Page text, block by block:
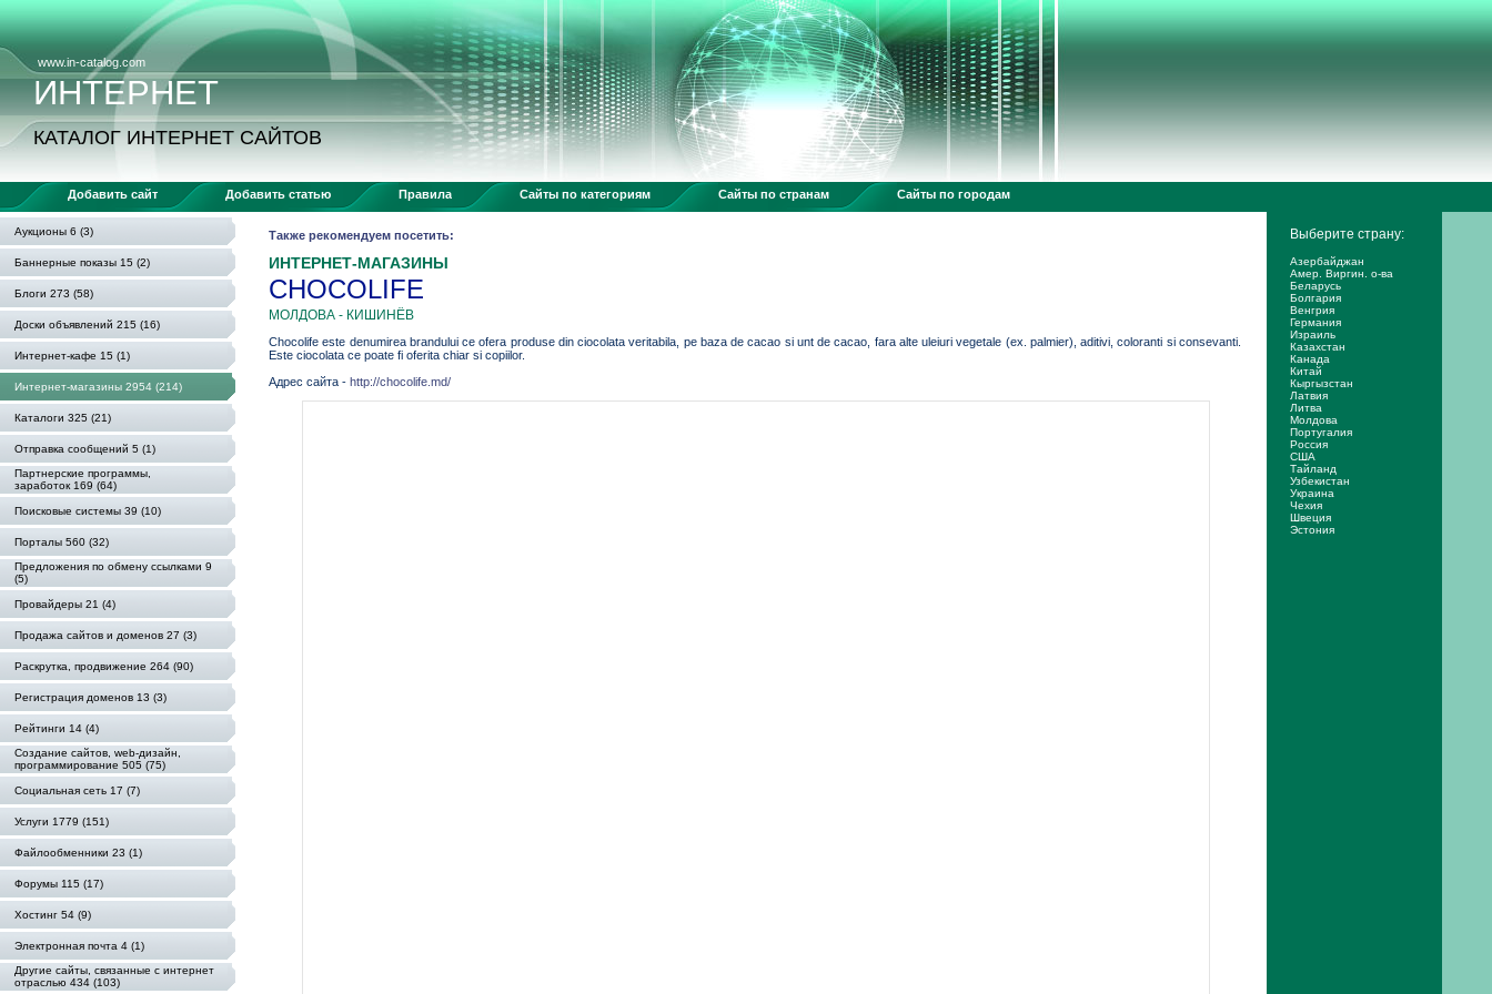
www.in-catalog.com
ИНТЕРНЕТ
КАТАЛОГ ИНТЕРНЕТ САЙТОВ
Добавить сайт Добавить статью Правила Сайты по категориям Сайты по странам Сайты по городам
Аукционы 6 (3)
Баннерные показы 15 (2)
Блоги 273 (58)
Доски объявлений 215 (16)
Интернет-кафе 15 (1)
Интернет-магазины 2954 (214)
Каталоги 325 (21)
Отправка сообщений 5 (1)
Партнерские программы,
заработок 169 (64)
Поисковые системы 39 (10)
Порталы 560 (32)
Предложения по обмену ссылками 9
(5)
Провайдеры 21 (4)
Продажа сайтов и доменов 27 (3)
Раскрутка, продвижение 264 (90)
Регистрация доменов 13 (3)
Рейтинги 14 (4)
Создание сайтов, web-дизайн,
программирование 505 (75)
Социальная сеть 17 (7)
Услуги 1779 (151)
Файлообменники 23 (1)
Форумы 115 (17)
Хостинг 54 (9)
Электронная почта 4 (1)
Другие сайты, связанные с интернет
отраслью 434 (103)
Также рекомендуем посетить:
ИНТЕРНЕТ-МАГАЗИНЫ
CHOCOLIFE
МОЛДОВА - КИШИНЁВ
Chocolife este denumirea brandului ce ofera produse din ciocolata veritabila, pe baza de cacao si unt de cacao, fara alte uleiuri vegetale (ex. palmier), aditivi, coloranti si consevanti.
Este ciocolata ce poate fi oferita chiar si copiilor.
Адрес сайта - http://chocolife.md/
Выберите страну:
Азербайджан
Амер. Виргин. о-ва
Беларусь
Болгария
Венгрия
Германия
Израиль
Казахстан
Канада
Китай
Кыргызстан
Латвия
Литва
Молдова
Португалия
Россия
США
Тайланд
Узбекистан
Украина
Чехия
Швеция
Эстония